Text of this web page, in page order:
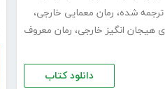
ترجمه شده، رمان معمایی خارجی،
هیجان انگیز خارجی، رمان معروف
دانلود کتاب